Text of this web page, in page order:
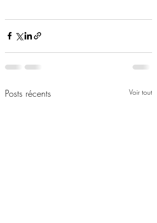
Posts récents Voir tout